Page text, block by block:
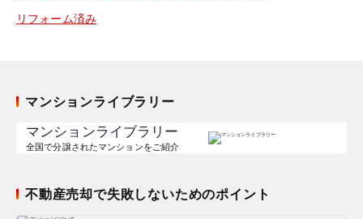
リフォーム済み
マンションライブラリー
マンションライブラリー
全国で分譲されたマンションをご紹介
不動産売却で失敗しないためのポイント